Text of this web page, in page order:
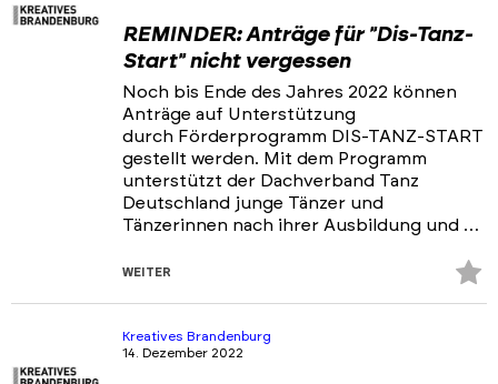
REMINDER: Anträge für "Dis-Tanz-
Start" nicht vergessen
Noch bis Ende des Jahres 2022 können
Anträge auf Unterstützung
durch Förderprogramm DIS-TANZ-START
gestellt werden. Mit dem Programm
unterstützt der Dachverband Tanz
Deutschland junge Tänzer und
Tänzerinnen nach ihrer Ausbildung und …
WEITER
Kreatives Brandenburg
14. Dezember 2022